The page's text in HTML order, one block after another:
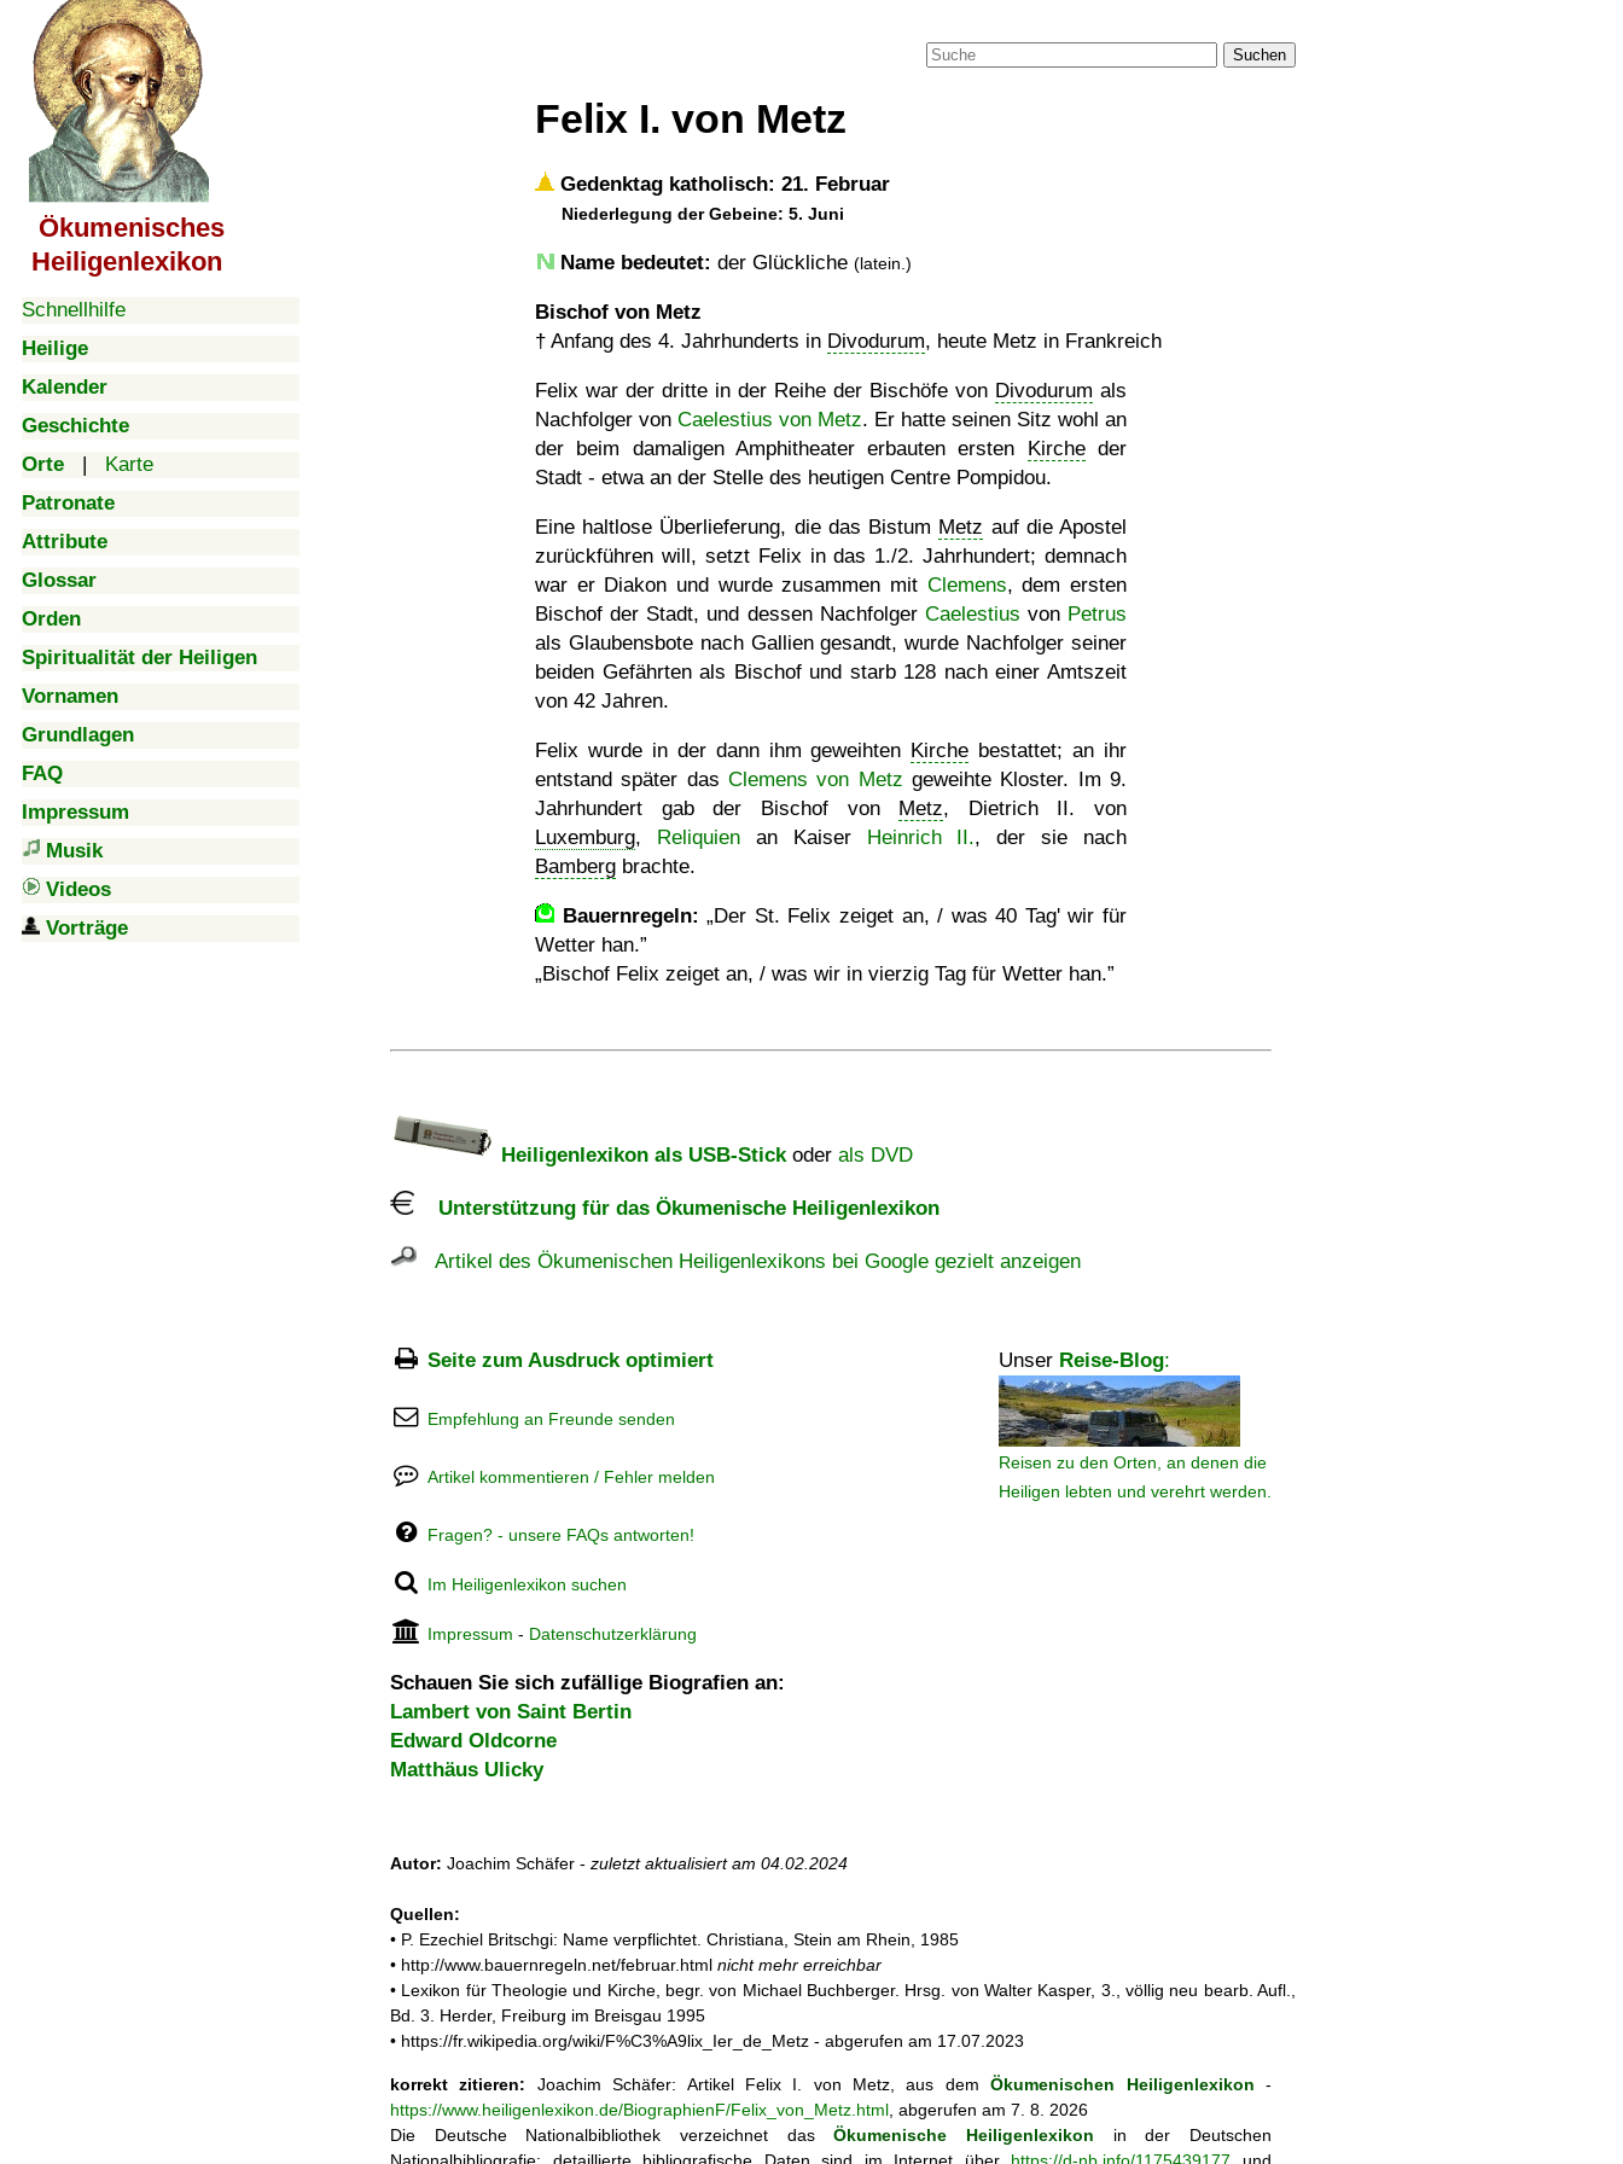
Ökumenisches
Heiligenlexikon
Schnellhilfe
Heilige
Kalender
Geschichte
Orte | Karte
Patronate
Attribute
Glossar
Orden
Spiritualität der Heiligen
Vornamen
Grundlagen
FAQ
Impressum
Musik
Videos
Vorträge
Suchen
Felix I. von Metz
Gedenktag katholisch: 21. Februar
Niederlegung der Gebeine: 5. Juni
Name bedeutet: der Glückliche (latein.)
Bischof von Metz
† Anfang des 4. Jahrhunderts in Divodurum, heute Metz in Frankreich
Felix war der dritte in der Reihe der Bischöfe von Divodurum als
Nachfolger von Caelestius von Metz. Er hatte seinen Sitz wohl an
der beim damaligen Amphitheater erbauten ersten Kircheder
Stadt - etwa an der Stelle des heutigen Centre Pompidou.
Eine haltlose Überlieferung, die das Bistum Metz auf die Apostel
zurückführen will, setzt Felix in das 1./2. Jahrhundert; demnach
war er Diakon und wurde zusammen mit Clemens, dem ersten
Bischof der Stadt, und dessen Nachfolger Caelestius von Petrus
als Glaubensbote nach Gallien gesandt, wurde Nachfolger seiner
beiden Gefährten als Bischof und starb 128 nach einer Amtszeit
von 42 Jahren.
Felix wurde in der dann ihm geweihten Kirche bestattet; an ihr
entstand später das Clemens von Metz geweihte Kloster. Im 9.
Jahrhundert gab der Bischof von Metz, Dietrich II. von
Luxemburg, Reliquienan Kaiser Heinrich II., der sie nach
Bamberg brachte.
Bauernregeln:
Der St. Felix zeiget an, / was 40 Tag' wir für
Wetter han.
Bischof Felix zeiget an, / was wir in vierzig Tag für Wetter han.
Heiligenlexikon als USB-Stickoder als DVD
Unterstützung für das Ökumenische Heiligenlexikon
Artikel des Ökumenischen Heiligenlexikons bei Google gezielt anzeigen
Seite zum Ausdruck optimiert Unser Reise-Blog:
Reisen zu den Orten, an denen die
Heiligen lebten und verehrt werden.
Empfehlung an Freunde senden
Artikel kommentieren / Fehler melden
Fragen? - unsere FAQs antworten!
Im Heiligenlexikon suchen
Impressum - Datenschutzerklärung
Schauen Sie sich zufällige Biografien an:
Lambert von Saint Bertin
Edward Oldcorne
Matthäus Ulicky
Autor: Joachim Schäfer - zuletzt aktualisiert am 04.02.2024
Quellen:
• P. Ezechiel Britschgi: Name verpflichtet. Christiana, Stein am Rhein, 1985
• http://www.bauernregeln.net/februar.html nicht mehr erreichbar
• Lexikon für Theologie und Kirche, begr. von Michael Buchberger. Hrsg. von Walter Kasper, 3., völlig neu bearb. Aufl.,
Bd. 3. Herder, Freiburg im Breisgau 1995
• https://fr.wikipedia.org/wiki/F%C3%A9lix_Ier_de_Metz - abgerufen am 17.07.2023
korrekt zitieren: Joachim Schäfer: Artikel Felix I. von Metz, aus demÖkumenischen Heiligenlexikon -
https://www.heiligenlexikon.de/BiographienF/Felix_von_Metz.html , abgerufen am 7. 8. 2026
Die Deutsche Nationalbibliothek verzeichnet dasÖkumenische Heiligenlexikon in der Deutschen